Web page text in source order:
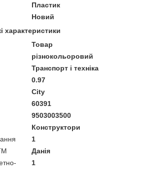
Пластик
Новий
характеристики
Товар
різнокольоровий
Транспорт і техніка
0.97
City
60391
9503003500
Конструктори
1
Данія
1